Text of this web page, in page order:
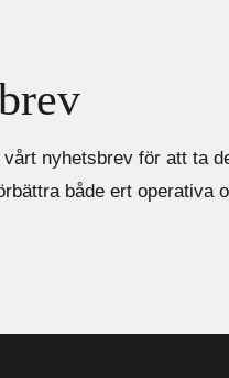
vårt nyhetsbrev för att ta
både ert operativa